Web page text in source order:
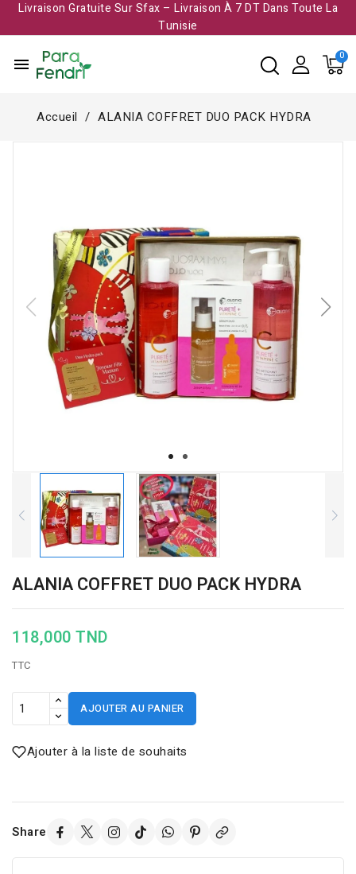
Livraison Gratuite Sur Sfax – Livraison À 7 DT Dans Toute La
Tunisie​
menu
Accueil ALANIA COFFRET DUO PACK HYDRA
ALANIA COFFRET DUO PACK HYDRA
118,000 TND
TTC
AJOUTER AU PANIER
Ajouter à la liste de souhaits
Share